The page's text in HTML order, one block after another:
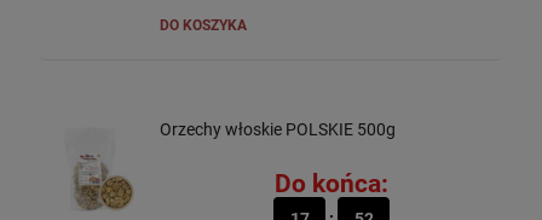
DO KOSZYKA
Orzechy włoskie POLSKIE 500g
Do końca: